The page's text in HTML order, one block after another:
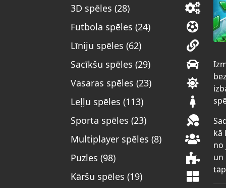
3D spēles (28)
Futbola spēles (24)
Līniju spēles (62)
Sacīkšu spēles (29)
Vasaras spēles (23)
Leļļu spēles (113)
Sporta spēles (23)
Multiplayer spēles (8)
Puzles (98)
Kāršu spēles (19)
kā
no
un